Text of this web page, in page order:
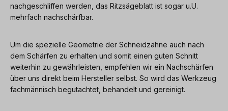
nachgeschliffen werden, das Ritzsägeblatt ist sogar u.U.
mehrfach nachschärfbar.
Um die spezielle Geometrie der Schneidzähne auch nach
dem Schärfen zu erhalten und somit einen guten Schnitt
weiterhin zu gewährleisten, empfehlen wir ein Nachschärfen
über uns direkt beim Hersteller selbst. So wird das Werkzeug
fachmännisch begutachtet, behandelt und gereinigt.